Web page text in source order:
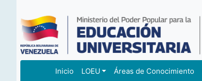
Inicio LOEU Áreas de Conocimiento